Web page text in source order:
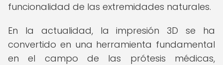
funcionalidad de las extremidades naturales.
En la actualidad, la impresión 3D se ha
convertido en una herramienta fundamental
en el campo de las prótesis médicas,